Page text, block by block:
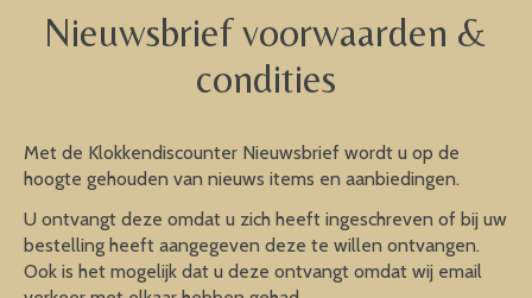
Nieuwsbrief voorwaarden &
condities
Met de Klokkendiscounter Nieuwsbrief wordt u op de
hoogte gehouden van nieuws items en aanbiedingen.
U ontvangt deze omdat u zich heeft ingeschreven of bij uw
bestelling heeft aangegeven deze te willen ontvangen.
Ook is het mogelijk dat u deze ontvangt omdat wij email